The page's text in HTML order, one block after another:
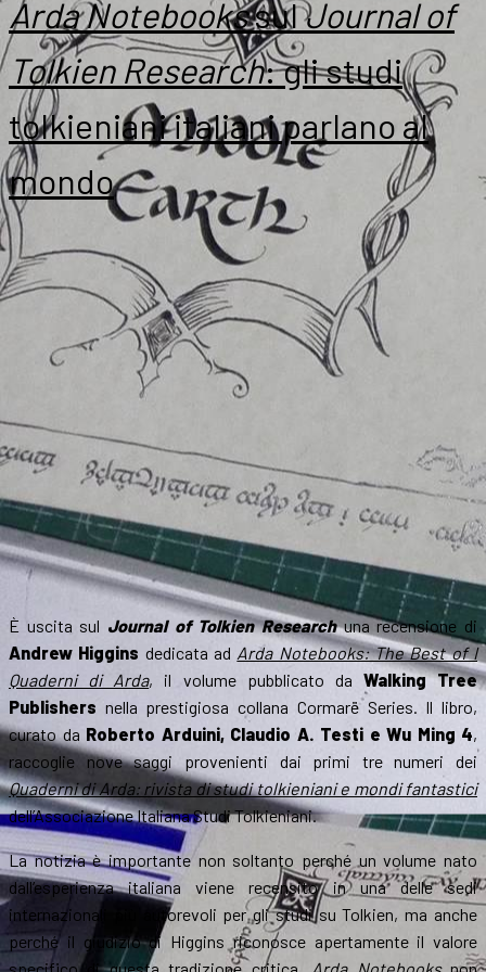
Arda NotebookssulJournal of
Tolkien Research: gli studi
tolkieniani italiani parlano al
mondo
È uscita sul Journal of Tolkien Researchuna recensione di
Andrew Higgins dedicata ad Arda Notebooks: The Best of I
Quaderni di Arda, il volume pubblicato da Walking Tree
Publishers nella prestigiosa collana Cormarë Series. Il libro,
curato da Roberto Arduini, Claudio A. Testi e Wu Ming 4,
raccoglie nove saggi provenienti dai primi tre numeri dei
Quaderni di Arda: rivista di studi tolkieniani e mondi fantastici
dell’Associazione Italiana Studi Tolkieniani.
La notizia è importante non soltanto perché un volume nato
dall’esperienza italiana viene recensito in una delle sedi
internazionali più autorevoli per gli studi su Tolkien, ma anche
perché il giudizio di Higgins riconosce apertamente il valore